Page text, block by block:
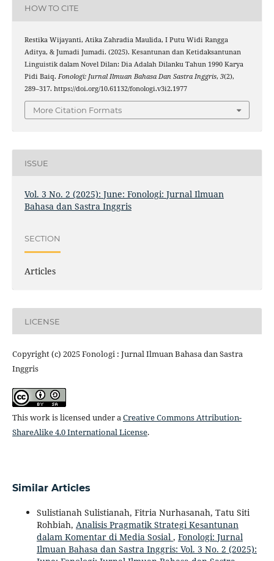
HOW TO CITE
Restika Wijayanti, Atika Zahradia Maulida, I Putu Widi Rangga
Aditya, & Jumadi Jumadi. (2025). Kesantunan dan Ketidaksantunan
Linguistik dalam Novel Dilan: Dia Adalah Dilanku Tahun 1990 Karya
Pidi Baiq. Fonologi: Jurnal Ilmuan Bahasa Dan Sastra Inggris, 3(2),
289–317. https://doi.org/10.61132/fonologi.v3i2.1977
More Citation Formats
ISSUE
Vol. 3 No. 2 (2025): June: Fonologi: Jurnal Ilmuan
Bahasa dan Sastra Inggris
SECTION
Articles
LICENSE
Copyright (c) 2025 Fonologi : Jurnal Ilmuan Bahasa dan Sastra
Inggris
This work is licensed under aCreative Commons Attribution-
ShareAlike 4.0 International License.
Similar Articles
Sulistianah Sulistianah, Fitria Nurhasanah, Tatu Siti
Rohbiah, Analisis Pragmatik Strategi Kesantunan
dalam Komentar di Media Sosial , Fonologi: Jurnal
Ilmuan Bahasa dan Sastra Inggris: Vol. 3 No. 2 (2025):